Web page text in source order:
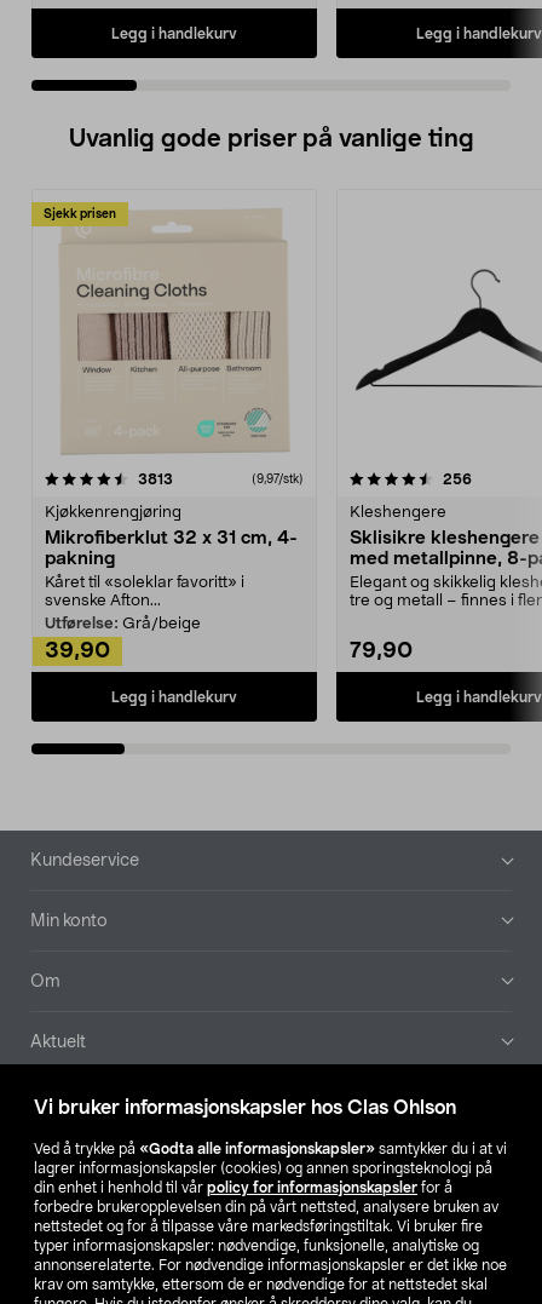
Vi bruker informasjonskapsler hos Clas Ohlson
Ved å trykke på «Godta alle informasjonskapsler» samtykker du i at vi
lagrer informasjonskapsler (cookies) og annen sporingsteknologi på
din enhet i henhold til vår policy for informasjonskapsler for å
forbedre brukeropplevelsen din på vårt nettsted, analysere bruken av
nettstedet og for å tilpasse våre markedsføringstiltak. Vi bruker fire
typer informasjonskapsler: nødvendige, funksjonelle, analytiske og
annonserelaterte. For nødvendige informasjonskapsler er det ikke noe
krav om samtykke, ettersom de er nødvendige for at nettstedet skal
Legg i handlekurv Legg i handlekurv
Uvanlig gode priser på vanlige ting
Sjekk prisen
3813 anmeldelser(9,97/stk)
Kjøkkenrengjøring
Mikrofiberklut 32 x 31 cm, 4-
pakning
Kåret til «soleklar favoritt» i
svenske Afton...
Utførelse: Grå/beige
39,90
Legg i handlekurv
4.5av 5 stjerner 256
Kleshengere
Sklisikre
med metallpinne, 8-
Elegant og skikkelig
tre og metall – finnes i
79,90
Legg i handlekurv
4.5av 5 stjerner
Bunntekst
Kundeservice
Min konto
Om
Aktuelt
Våre selskaper
Finn din butikk
SE NO FI